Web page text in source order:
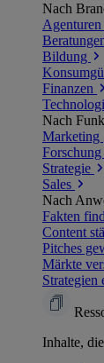
Nach
Agenturen
Bildung
Finanzen
Nach
Marketing
Strategie
Sales
Nach
Fakten
Content
Pitches
Märkte
Strategien
Inhalte,